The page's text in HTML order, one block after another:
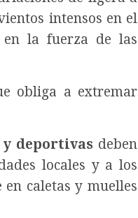
intensos en el
en la fuerza de las
obliga a extremar
deportivas deben
locales y a los
caletas y muelles